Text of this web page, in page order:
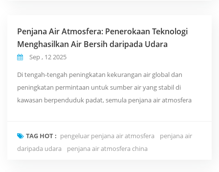
Penjana Air Atmosfera: Penerokaan Teknologi
Menghasilkan Air Bersih daripada Udara
Sep , 12 2025
Di tengah-tengah peningkatan kekurangan air global dan
peningkatan permintaan untuk sumber air yang stabil di
kawasan berpenduduk padat, semula penjana air atmosfera
air minuman, secara beransur-ansur mencari aplikasi dalam
pelbagai bidang, termasuk rumah, perniagaan, tentera dan
TAG HOT : pengeluar penjana air atmosfera
penjana air
daripada udara
penjana air atmosfera china